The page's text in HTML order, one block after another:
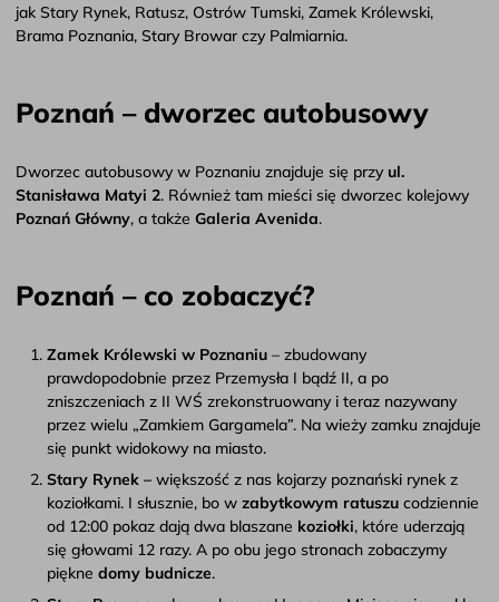
jak Stary Rynek, Ratusz, Ostrów Tumski, Zamek Królewski,
Brama Poznania, Stary Browar czy Palmiarnia.
Poznań – dworzec autobusowy
Dworzec autobusowy w Poznaniu znajduje się przy ul.
Stanisława Matyi 2. Również tam mieści się dworzec kolejowy
Poznań Główny, a także Galeria Avenida.
Poznań – co zobaczyć?
Zamek Królewski w Poznaniu – zbudowany
prawdopodobnie przez Przemysła I bądź II, a po
zniszczeniach z II WŚ zrekonstruowany i teraz nazywany
przez wielu „Zamkiem Gargamela”. Na wieży zamku znajduje
się punkt widokowy na miasto.
Stary Rynek – większość z nas kojarzy poznański rynek z
koziołkami. I słusznie, bo w zabytkowym ratuszu codziennie
od 12:00 pokaz dają dwa blaszane koziołki, które uderzają
się głowami 12 razy. A po obu jego stronach zobaczymy
piękne domy budnicze.